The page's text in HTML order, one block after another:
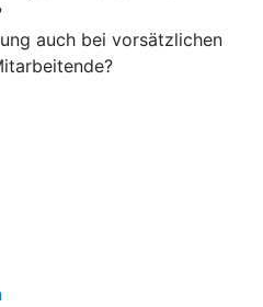
auch bei vorsätzlichen